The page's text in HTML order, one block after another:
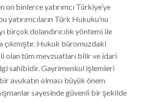
on binlerce yatırımcı Türkiye’ye
yatırımcıların Türk Hukuku’nu
birçok dolandırıcılık yöntemi ile
Hukuk büromuzdaki
olan tüm mevzuatları bilir ve idari
sahibidir. Gayrimenkul işlemleri
avukatın olması büyük önem
sayesinde güvenli bir şekilde